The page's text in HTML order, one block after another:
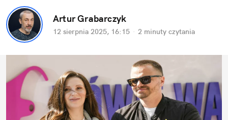
Artur Grabarczyk
12 sierpnia 2025, 16:15 · 2 minuty czytania